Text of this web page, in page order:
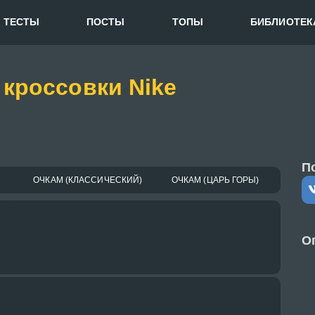
ТЕСТЫ ПОСТЫ ТОПЫ
Nike
ОЧКАМ (КЛАССИЧЕСКИЙ) ОЧКАМ (ЦАРЬ ГОРЫ)